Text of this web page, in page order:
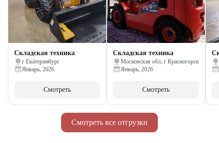
Смотреть все отгрузки
Складская техника
г Екатеринбург
Январь, 2026
Смотреть
Складская техника
Московская обл, г Красногорск
Январь, 2026
Смотреть